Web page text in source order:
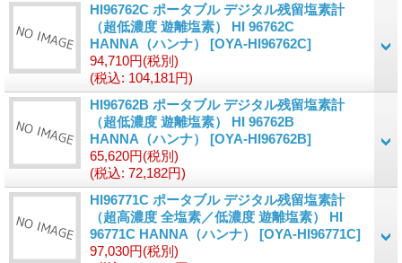
HI96762C ポータブル デジタル残留塩素計
（超低濃度 遊離塩素） HI 96762C
HANNA（ハンナ） [OYA-HI96762C]
94,710円(税別)
(税込: 104,181円)
HI96762B ポータブル デジタル残留塩素計
（超低濃度 遊離塩素） HI 96762B
HANNA（ハンナ） [OYA-HI96762B]
65,620円(税別)
(税込: 72,182円)
HI96771C ポータブル デジタル残留塩素計
（超高濃度 全塩素／低濃度 遊離塩素） HI
96771C HANNA（ハンナ） [OYA-HI96771C]
97,030円(税別)